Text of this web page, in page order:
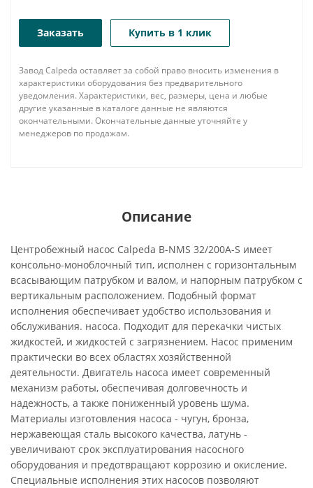
Заказать Купить в 1 клик
Завод Calpeda оставляет за собой право вносить изменения в
характеристики оборудования без предварительного
уведомления. Характеристики, вес, размеры, цена и любые
другие указанные в каталоге данные не являются
окончательными. Окончательные данные уточняйте у
менеджеров по продажам.
Описание
Центробежный насос Calpeda B-NMS 32/200A-S имеет
консольно-моноблочный тип, исполнен с горизонтальным
всасывающим патрубком и валом, и напорным патрубком с
вертикальным расположением. Подобный формат
исполнения обеспечивает удобство использования и
обслуживания. насоса. Подходит для перекачки чистых
жидкостей, и жидкостей с загрязнением. Насос применим
практически во всех областях хозяйственной
деятельности. Двигатель насоса имеет современный
механизм работы, обеспечивая долговечность и
надежность, а также пониженный уровень шума.
Материалы изготовления насоса - чугун, бронза,
нержавеющая сталь высокого качества, латунь -
увеличивают срок эксплуатирования насосного
оборудования и предотвращают коррозию и окисление.
Специальные исполнения этих насосов позволяют